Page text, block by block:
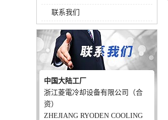
联系我们
中国大陆工厂
浙江菱電冷却设备有限公司（合
资）
ZHEJIANG RYODEN COOLING